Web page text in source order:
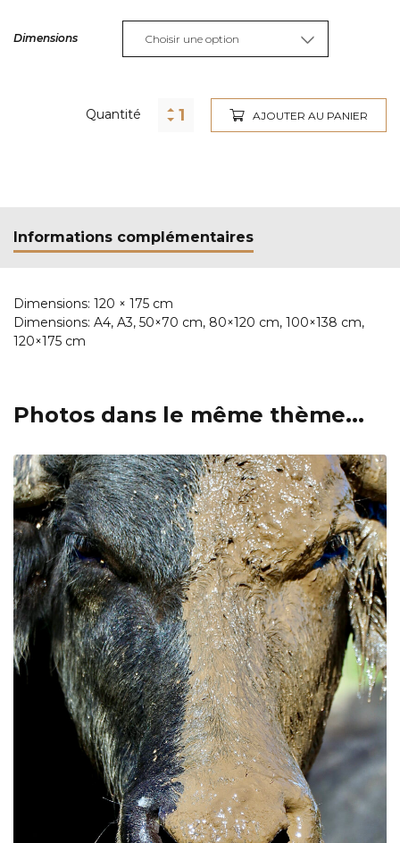
Dimensions
Quantité AJOUTER AU PANIER
Informations complémentaires
Dimensions: 120 × 175 cm
Dimensions: A4, A3, 50×70 cm, 80×120 cm, 100×138 cm,
120×175 cm
Photos dans le même thème...